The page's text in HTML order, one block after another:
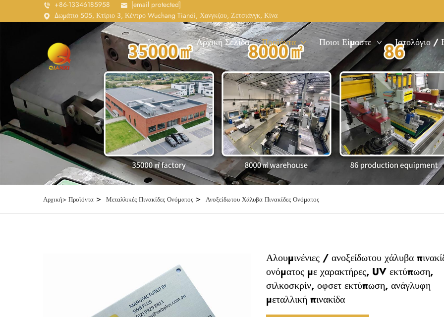
+86-13346185958
[email protected]
Δωμάτιο 505, Κτίριο 3, Κέντρο Wuchang Tiandi, Χανγκζου, Ζετσιάνγκ, Κίνα
Αρχική Σελίδα Προϊόντα Ποιοι Είμαστε Ιστολόγιο /
Αρχική> Προϊόντα > Μεταλλικές Πινακίδες Ονόματος > Ανοξείδωτου Χάλυβα Πινακίδες Ονόματος
Αλουμινένιες / ανοξείδωτου χάλυβα
ονόματος με χαρακτήρες, UV εκτύπωση,
σιλκοσκρίν, οφσετ εκτύπωση, ανάγλυφη
μεταλλική πινακίδα